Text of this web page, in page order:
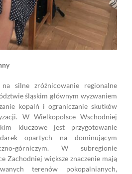
silne zróżnicowanie regionalne
śląskim głównym wyzwaniem
kopalń i ograniczanie skutków
W Wielkopolsce Wschodniej
kluczowe jest przygotowanie
opartych na dominującym
górniczym. W subregionie
Zachodniej większe znaczenie mają
terenów pokopalnianych,